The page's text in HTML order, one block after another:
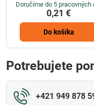
Doručíme do 5 pracovných
0,21 €
Do košíka
Potrebujete
+421 949 878